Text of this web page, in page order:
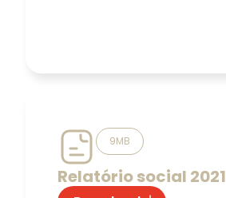
9MB
Relatório social 2021